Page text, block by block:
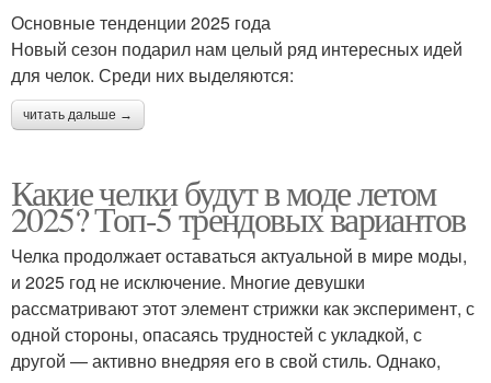
Основные тенденции 2025 года
Новый сезон подарил нам целый ряд интересных идей
для челок. Среди них выделяются:
читать дальше →
Какие челки будут в моде летом
2025? Топ-5 трендовых вариантов
Челка продолжает оставаться актуальной в мире моды,
и 2025 год не исключение. Многие девушки
рассматривают этот элемент стрижки как эксперимент, с
одной стороны, опасаясь трудностей с укладкой, с
другой — активно внедряя его в свой стиль. Однако,